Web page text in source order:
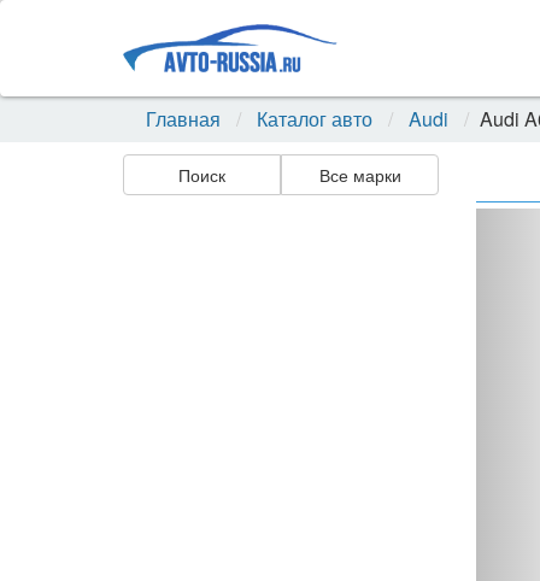
Главная Каталог авто Audi Audi
Поиск Все марки